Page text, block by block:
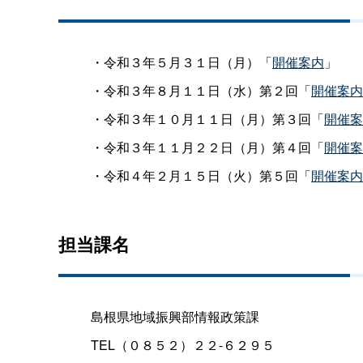
・令和３年５月３１日（月）「開催案内 」
・令和３年８月１１日（水）第２回「開催案内
・令和３年１０月１１日（月）第３回「開催
・令和３年１１月２２日（月）第４回「開催
・令和４年２月１５日（火）第５回「開催案内
担当課名
島根県地域振興部情報政策課
TEL（０８５２）２２-６２９５